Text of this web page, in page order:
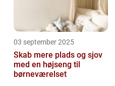
03 september 2025
Skab mere plads og sjov
med en højseng til
børneværelset